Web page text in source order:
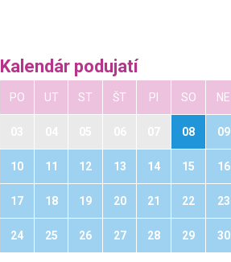
Kalendár podujatí
PO UT ST ŠT PI SO NE
08 09
10 11 12 13 14 15 16
17 18 19 20 21 22 23
24 25 26 27 28 29 30